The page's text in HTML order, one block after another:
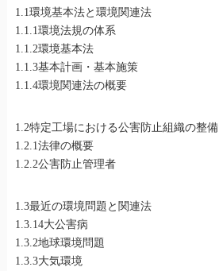
1.1環境基本法と環境関連法
1.1.1環境法規の体系
1.1.2環境基本法
1.1.3基本計画・基本施策
1.1.4環境関連法の概要
1.2特定工場における公害防止組織の整
1.2.1法律の概要
1.2.2公害防止管理者
1.3最近の環境問題と関連法
1.3.14大公害病
1.3.2地球環境問題
1.3.3大気環境